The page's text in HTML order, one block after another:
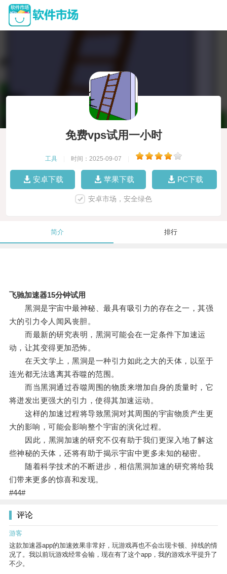
免费vps试用一小时
工具 时间：2025-09-07
安卓下载 苹果下载 PC下载
安卓市场，安全绿色
简介 排行
飞驰加速器15分钟试用
黑洞是宇宙中最神秘、最具有吸引力的存在之一，其强
大的引力令人闻风丧胆。
而最新的研究表明，黑洞可能会在一定条件下加速运
动，让其变得更加恐怖。
在天文学上，黑洞是一种引力如此之大的天体，以至于
连光都无法逃离其吞噬的范围。
而当黑洞通过吞噬周围的物质来增加自身的质量时，它
将迸发出更强大的引力，使得其加速运动。
这样的加速过程将导致黑洞对其周围的宇宙物质产生更
大的影响，可能会影响整个宇宙的演化过程。
因此，黑洞加速的研究不仅有助于我们更深入地了解这
些神秘的天体，还将有助于揭示宇宙中更多未知的秘密。
随着科学技术的不断进步，相信黑洞加速的研究将给我
们带来更多的惊喜和发现。
#44#
评论
游客
这款加速器app的加速效果非常好，玩游戏再也不会出现卡顿、掉线的情
况了。我以前玩游戏经常会输，现在有了这个app，我的游戏水平提升了
不少。